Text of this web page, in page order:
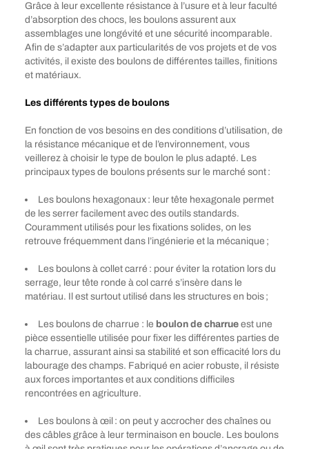
Grâce à leur excellente résistance à l’usure et à leur faculté
d’absorption des chocs, les boulons assurent aux
assemblages une longévité et une sécurité incomparable.
Afin de s’adapter aux particularités de vos projets et de vos
activités, il existe des boulons de différentes tailles, finitions
et matériaux.
Les différents types de boulons
En fonction de vos besoins en des conditions d’utilisation, de
la résistance mécanique et de l’environnement, vous
veillerez à choisir le type de boulon le plus adapté. Les
principaux types de boulons présents sur le marché sont :
Les boulons hexagonaux : leur tête hexagonale permet
de les serrer facilement avec des outils standards.
Couramment utilisés pour les fixations solides, on les
retrouve fréquemment dans l’ingénierie et la mécanique ;
Les boulons à collet carré : pour éviter la rotation lors du
serrage, leur tête ronde à col carré s’insère dans le
matériau. Il est surtout utilisé dans les structures en bois ;
Les boulons de charrue : le boulon de charrue est une
pièce essentielle utilisée pour fixer les différentes parties de
la charrue, assurant ainsi sa stabilité et son efficacité lors du
labourage des champs. Fabriqué en acier robuste, il résiste
aux forces importantes et aux conditions difficiles
rencontrées en agriculture.
Les boulons à œil : on peut y accrocher des chaînes ou
des câbles grâce à leur terminaison en boucle. Les boulons